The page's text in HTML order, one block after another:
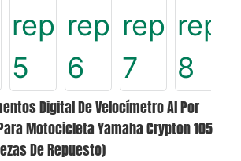
Digital De Velocímetro Al Por
Motocicleta Yamaha Crypton 105
De Repuesto)